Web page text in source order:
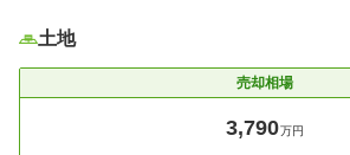
土地
売却相場
3,790万円